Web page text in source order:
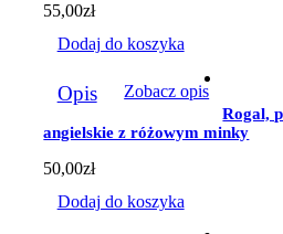
55,00zł
Dodaj do koszyka
Opis Zobacz opis
Rogal,
angielskie z różowym minky
50,00zł
Dodaj do koszyka